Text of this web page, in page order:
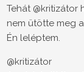
Tehát @kritizátor
nem ütötte meg
Én leléptem.
@kritizátor